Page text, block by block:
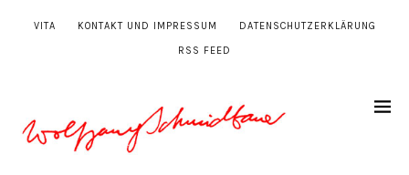
VITA KONTAKT UND IMPRESSUM DATENSCHUTZERKLÄRUNG
RSS FEED